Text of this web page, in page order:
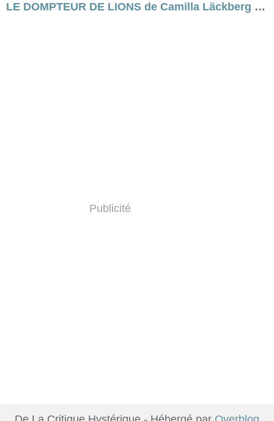
LE DOMPTEUR DE LIONS de Camilla Läckberg [critique]
Publicité